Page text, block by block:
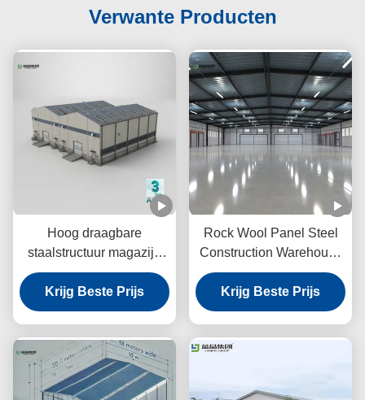
Verwante Producten
Hoog draagbare
staalstructuur magazijn
grafisch ontwerp
voorgeverfd staal
Krijg Beste Prijs
Rock Wool Panel Steel
Construction Warehouse
Lichtgewicht Structuur CE
Krijg Beste Prijs